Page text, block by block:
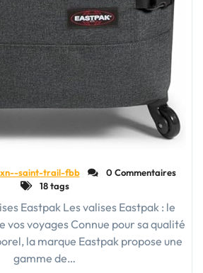
xn--saint-trail-fbb
0 Commentaires
18 tags
Eastpak Les valises Eastpak : le
vos voyages Connue pour sa qualité
la marque Eastpak propose une
gamme de…